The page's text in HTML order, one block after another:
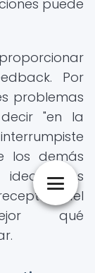
puede
Por
problemas
"en la
los demás
Los
del
qué